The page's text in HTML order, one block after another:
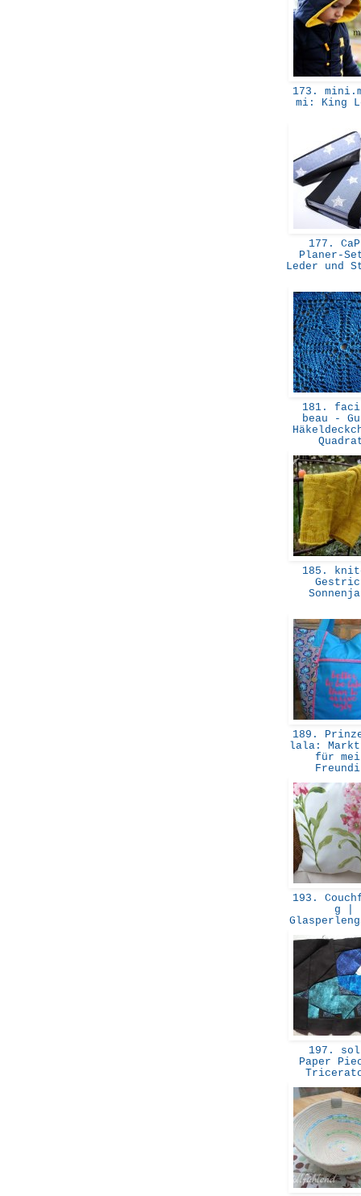
173.
mi: King
177.
Planer-
Leder und
181.
beau -
185.
189.
lala:
für
193.
g |
197.
Paper